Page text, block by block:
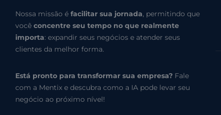
Nossa missão éfacilitar sua jornada, permitindo que
vocêconcentre seu tempo no que realmente
importa: expandir seus negócios e atender seus
clientes da melhor forma.
Está pronto para transformar sua empresa? Fale
com a Mentix e descubra como a IA pode levar seu
negócio ao próximo nível!